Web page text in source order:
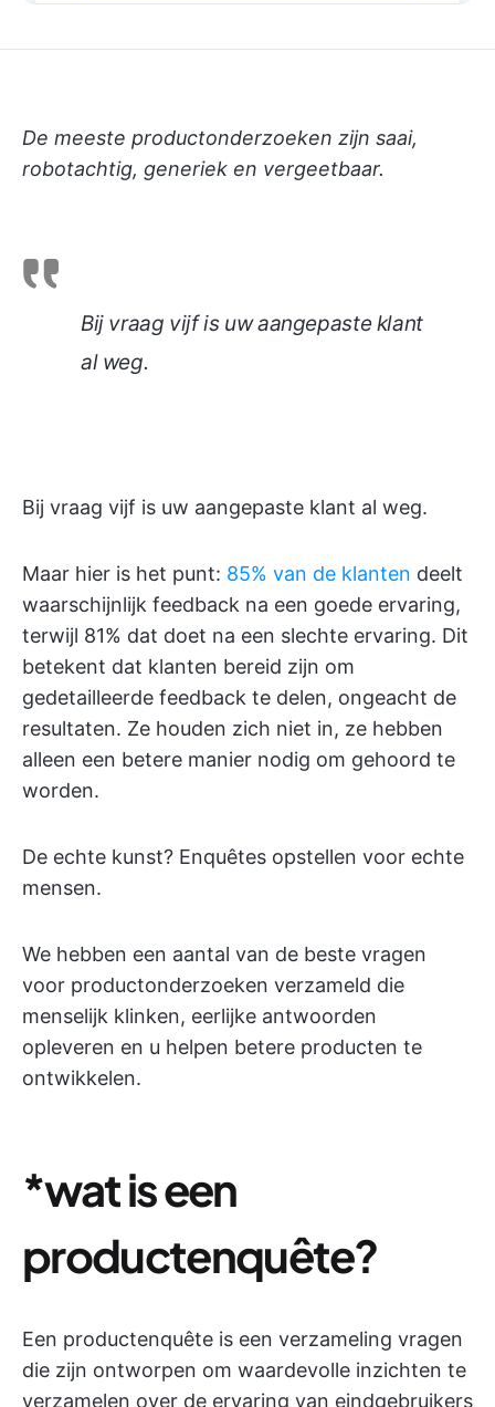
De meeste productonderzoeken zijn saai,
robotachtig, generiek en vergeetbaar.
Bij vraag vijf is uw aangepaste klant
al weg.
Bij vraag vijf is uw aangepaste klant al weg.
Maar hier is het punt: 85% van de klanten deelt
waarschijnlijk feedback na een goede ervaring,
terwijl 81% dat doet na een slechte ervaring. Dit
betekent dat klanten bereid zijn om
gedetailleerde feedback te delen, ongeacht de
resultaten. Ze houden zich niet in, ze hebben
alleen een betere manier nodig om gehoord te
worden.
De echte kunst? Enquêtes opstellen voor echte
mensen.
We hebben een aantal van de beste vragen
voor productonderzoeken verzameld die
menselijk klinken, eerlijke antwoorden
opleveren en u helpen betere producten te
ontwikkelen.
*wat is een
productenquête?
Een productenquête is een verzameling vragen
die zijn ontworpen om waardevolle inzichten te
verzamelen over de ervaring van eindgebruikers